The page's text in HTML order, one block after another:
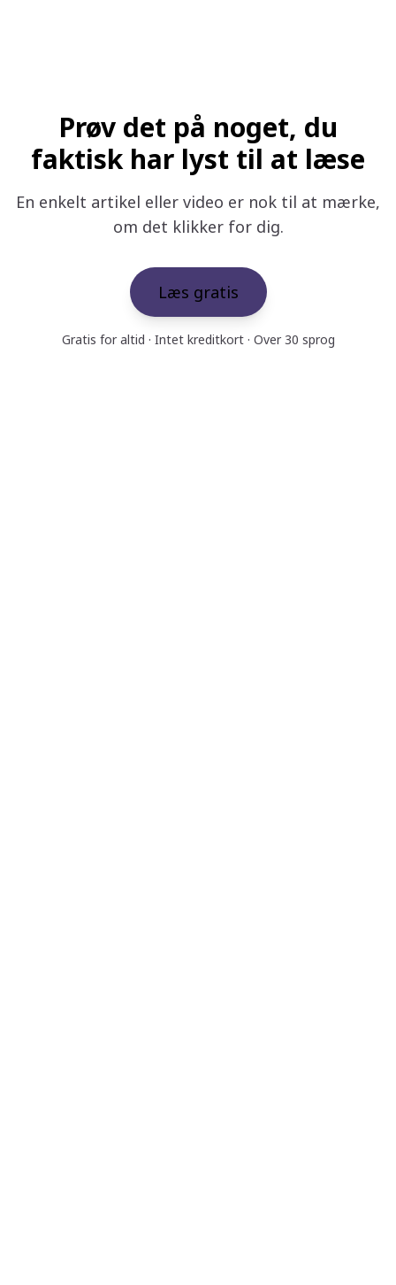
Prøv det på noget, du
faktisk har lyst til at læse
En enkelt artikel eller video er nok til at mærke,
om det klikker for dig.
Læs gratis
Gratis for altid · Intet kreditkort · Over 30 sprog